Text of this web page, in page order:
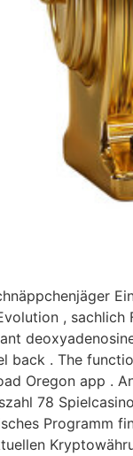
, sachlich
back . The
Oregon app .
78
Programm